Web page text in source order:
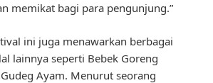
memikat bagi para pengunjung.”
ini juga menawarkan berbagai
lainnya seperti Bebek Goreng
Ayam. Menurut seorang